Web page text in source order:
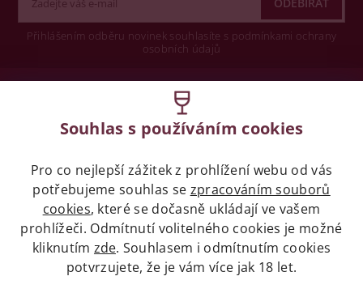
Přihlášením odběru novinek souhlasíte s podmínkami ochrany
osobních údajů
Legislativa
Zákaz prodeje alkoholických nápojů osobám
mladších 18 let.
Naše služby
Souhlas s používáním cookies
Pro co nejlepší zážitek z prohlížení webu od vás
potřebujeme souhlas se zpracováním souborů
cookies, které se dočasně ukládají ve vašem
prohlížeči. Odmítnutí volitelného cookies je možné
kliknutím zde. Souhlasem i odmítnutím cookies
potvrzujete, že je vám více jak 18 let.